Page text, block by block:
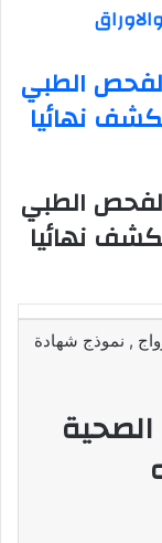
الطبي
نهائيا
الطبي
نهائيا
, نموذج شهادة